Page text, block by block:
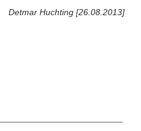
Detmar Huchting [26.08.2013]